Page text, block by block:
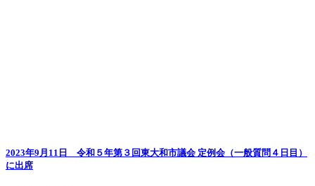
2023年9月11日 令和５年第３回東大和市議会 定例会（一般質問４日目）
に出席